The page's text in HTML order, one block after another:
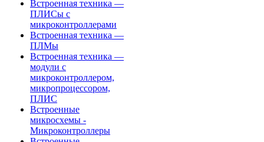
Встроенная техника —
ПЛИСы с
микроконтроллерами
Встроенная техника —
ПЛМы
Встроенная техника —
модули с
микроконтроллером,
микропроцессором,
ПЛИС
Встроенные
микросхемы -
Микроконтроллеры